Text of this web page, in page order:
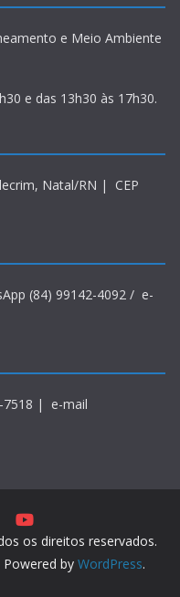
e Meio Ambiente
e das 13h30 às 17h30.
Natal/RN | CEP
(84) 99142-4092 / e-
7518 | e-mail
os direitos reservados.
by WordPress.